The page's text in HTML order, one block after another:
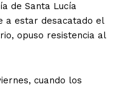
de Santa Lucía
a estar desacatado el
opuso resistencia al
cuando los